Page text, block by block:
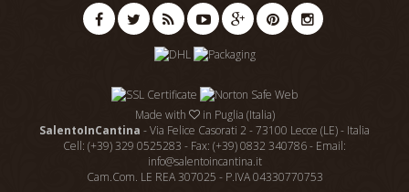
Made with
in Puglia (Italia)
SalentoInCantina - Via Felice Casorati 2 - 73100 Lecce (LE) - Italia
Cell: (+39) 329 0525283 - Fax: (+39) 0832 340786 - Email:
info@salentoincantina.it
Cam.Com. LE REA 307025 - P.IVA 04330770753